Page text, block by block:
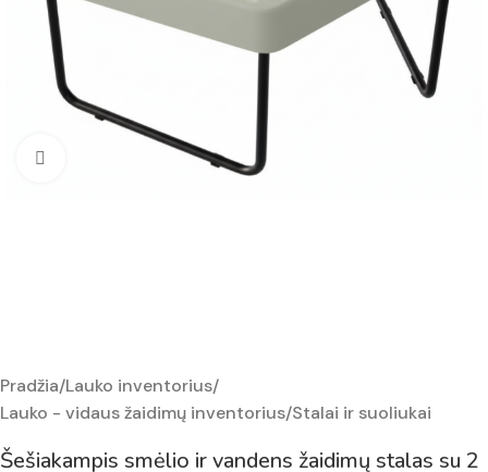
Padidinti nuotrauką
Pradžia/Lauko inventorius/
Lauko - vidaus žaidimų inventorius/Stalai ir suoliukai
Šešiakampis smėlio ir vandens žaidimų stalas su 2